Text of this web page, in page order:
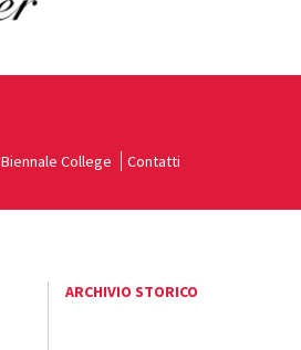
Biennale College Contatti
ARCHIVIO STORICO